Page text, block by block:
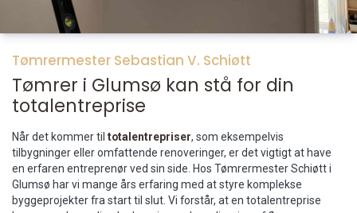
Tømrermester Sebastian V. Schiøtt
Tømrer i Glumsø kan stå for din
totalentreprise
Når det kommer til totalentrepriser, som eksempelvis
tilbygninger eller omfattende renoveringer, er det vigtigt at have
en erfaren entreprenør ved sin side. Hos Tømrermester Schiøtt i
Glumsø har vi mange års erfaring med at styre komplekse
byggeprojekter fra start til slut. Vi forstår, at en totalentreprise